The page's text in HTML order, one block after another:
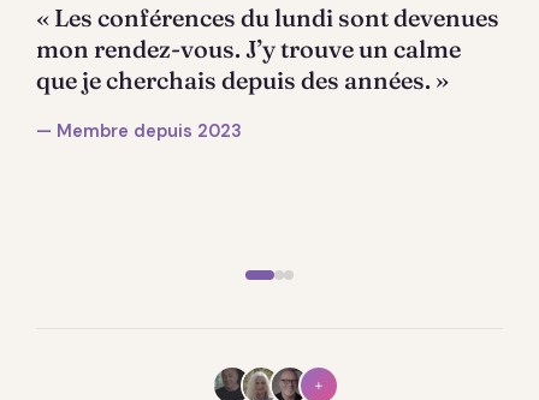
« Les conférences du lundi sont devenues
mon rendez-vous. J’y trouve un calme
que je cherchais depuis des années. »
— Membre depuis 2023
+